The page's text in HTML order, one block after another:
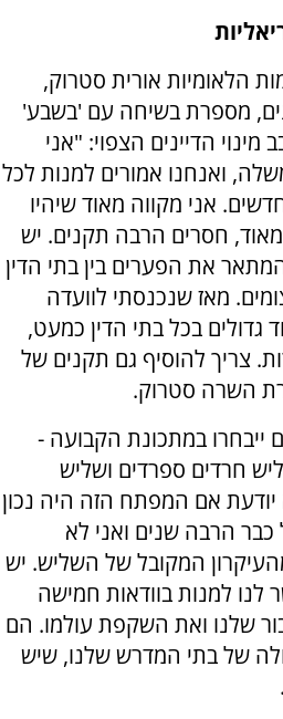
הלאומיות אורית סטרוק,
מספרת בשיחה עם 'בשבע'
הדיינים הצפוי: "אני
ואנחנו אמורים למנות לכל
15 דיינים חדשים. אני מקווה מאוד שיהיו
מאוד, חסרים הרבה תקנים. יש
את הפערים בין בתי הדין
מאז שנכנסתי לוועדה
גדולים בכל בתי הדין כמעט,
צריך להוסיף גם תקנים של
השרה סטרוק.
ייבחרו במתכונת הקבועה -
חרדים ספרדים ושליש
יודעת אם המפתח הזה היה נכון
הרבה שנים ואני לא
המקובל של השליש. יש
למנות בוודאות חמישה
שלנו ואת השקפת עולמו. הם
של בתי המדרש שלנו, שיש